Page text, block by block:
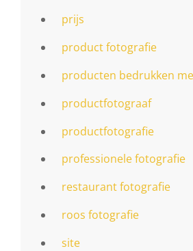
prijs
product fotografie
producten bedrukken
productfotograaf
productfotografie
professionele fotografie
restaurant fotografie
roos fotografie
site